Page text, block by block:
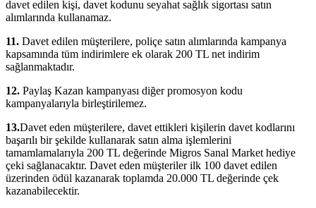
davet edilen kişi, davet kodunu seyahat sağlık sigortası satın
alımlarında kullanamaz.
11. Davet edilen müşterilere, poliçe satın alımlarında kampanya
kapsamında tüm indirimlere ek olarak 200 TL net indirim
sağlanmaktadır.
12. Paylaş Kazan kampanyası diğer promosyon kodu
kampanyalarıyla birleştirilemez.
13.Davet eden müşterilere, davet ettikleri kişilerin davet kodlarını
başarılı bir şekilde kullanarak satın alma işlemlerini
tamamlamalarıyla 200 TL değerinde Migros Sanal Market hediye
çeki sağlanacaktır. Davet eden müşteriler ilk 100 davet edilen
üzerinden ödül kazanarak toplamda 20.000 TL değerinde çek
kazanabilecektir.